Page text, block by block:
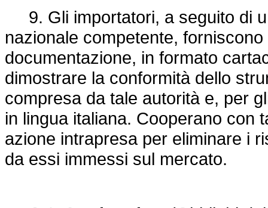
9. Gli importatori, a seguito di
nazionale competente,
documentazione, in formato
dimostrare la conformità dello
compresa da tale autorità e, per
in lingua italiana. Cooperano con
azione intrapresa per eliminare i
da essi immessi sul mercato.